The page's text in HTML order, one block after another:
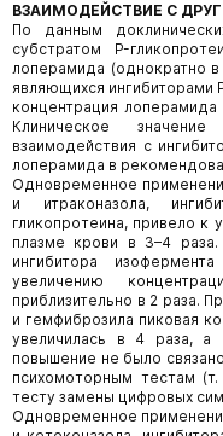
ВЗАИМОДЕЙСТВИЕ С
По данным
субстратом P-
лоперамида (однократно
являющихся ингибиторами
концентрация лоперамида
Клиническое значение
взаимодействия с
лоперамида в
Одновременное
и итраконазола,
гликопротеина, привело к
плазме крови в 3–4
ингибитора
увеличению
приблизительно в 2 раза.
и гемфиброзила пиковая
увеличилась в 4 раза,
повышение не было
психомоторным тестам
тесту замены цифровых
Одновременное